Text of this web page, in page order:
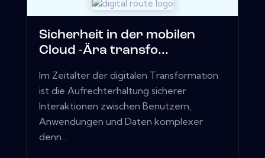
Sicherheit in der mobilen
Cloud -Ära transfo...
Im Zeitalter der digitalen Transformation
ist die Aufrechterhaltung sicherer
Interaktionen zwischen Benutzern,
Anwendungen und Daten komplexer
denn...